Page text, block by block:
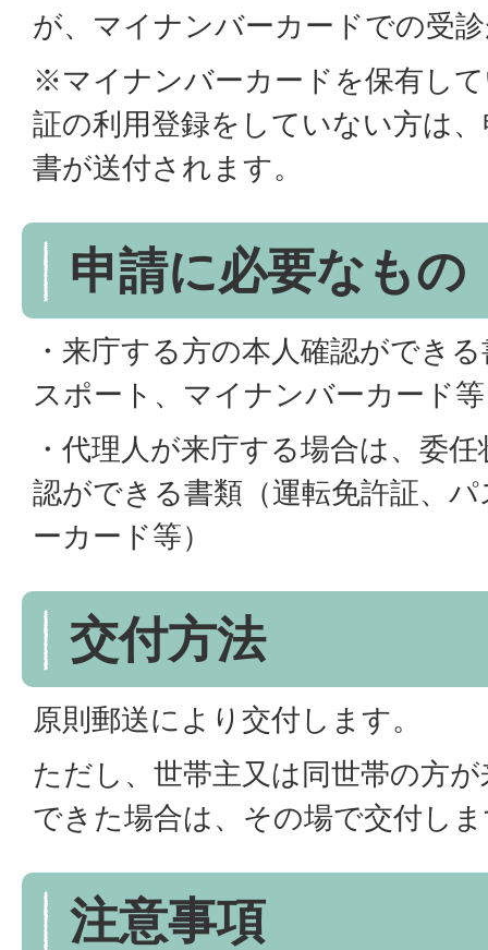
が、マイナンバーカードでの受
※マイナンバーカードを保有し
証の利用登録をしていない方は
書が送付されます。
申請に必要なもの
・来庁する方の本人確認ができ
スポート、マイナンバーカード
・代理人が来庁する場合は、委
認ができる書類（運転免許証、
ーカード等）
交付方法
原則郵送により交付します。
ただし、世帯主又は同世帯の方
できた場合は、その場で交付し
注意事項